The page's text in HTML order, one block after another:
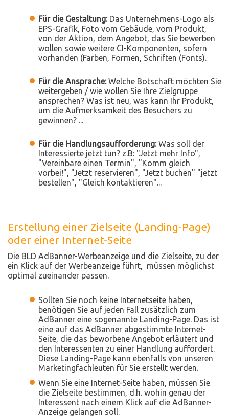
Für die Gestaltung: Das Unternehmens-Logo als
EPS-Grafik, Foto vom Gebäude, vom Produkt,
von der Aktion, dem Angebot, das Sie bewerben
wollen sowie weitere CI-Komponenten, sofern
vorhanden (Farben, Formen, Schriften (Fonts).
Für die Ansprache:Welche Botschaft möchten Sie
weitergeben / wie wollen Sie Ihre Zielgruppe
ansprechen? Was ist neu, was kann Ihr Produkt,
um die Aufmerksamkeit des Besuchers zu
gewinnen? ...
Für die Handlungsaufforderung:Was soll der
Interessierte jetzt tun? z.B: "Jetzt mehr Info",
"Vereinbare einen Termin", "Komm gleich
vorbei!", "Jetzt reservieren", "Jetzt buchen" "jetzt
bestellen", "Gleich kontaktieren"...
Erstellung einer Zielseite (Landing-Page)
oder einer Internet-Seite
Die BLD AdBanner-Werbeanzeige und die Zielseite, zu der
ein Klick auf der Werbeanzeige führt, müssen möglichst
optimal zueinander passen.
Sollten Sie noch keine Internetseite haben,
benötigen Sie auf jeden Fall zusätzlich zum
AdBanner eine sogenannte Landing-Page. Das ist
eine auf das AdBanner abgestimmte Internet-
Seite, die das beworbene Angebot erläutert und
den Interessenten zu einer Handlung auffordert.
Diese Landing-Page kann ebenfalls von unseren
Marketingfachleuten für Sie erstellt werden.
Wenn Sie eine Internet-Seite haben, müssen Sie
die Zielseite bestimmen, d.h. wohin genau der
Interessent nach einem Klick auf die AdBanner-
Anzeige gelangen soll.